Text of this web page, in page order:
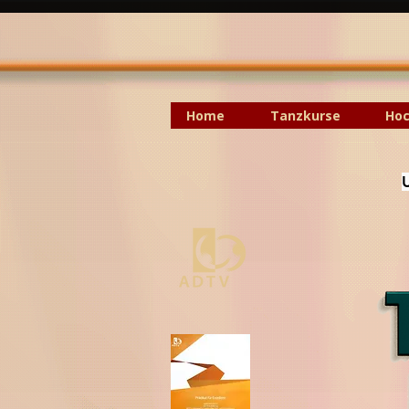
Home Tanzkurse